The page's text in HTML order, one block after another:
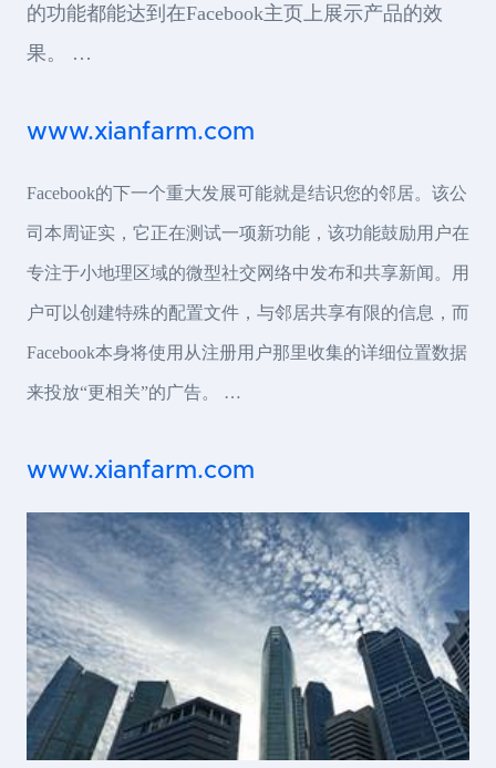
的功能都能达到在Facebook主页上展示产品的效
果。 …
www.xianfarm.com
Facebook的下一个重大发展可能就是结识您的邻居。该公
司本周证实，它正在测试一项新功能，该功能鼓励用户在
专注于小地理区域的微型社交网络中发布和共享新闻。用
户可以创建特殊的配置文件，与邻居共享有限的信息，而
Facebook本身将使用从注册用户那里收集的详细位置数据
来投放“更相关”的广告。 …
www.xianfarm.com